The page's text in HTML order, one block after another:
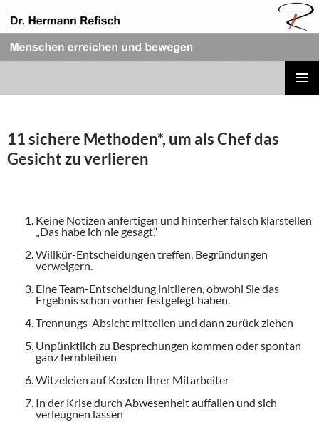
Inhalt
springen
11 sichere Methoden*, um als Chef das
Gesicht zu verlieren
Keine Notizen anfertigen und hinterher falsch klarstellen
„Das habe ich nie gesagt.“
Willkür-Entscheidungen treffen, Begründungen
verweigern.
Eine Team-Entscheidung initiieren, obwohl Sie das
Ergebnis schon vorher festgelegt haben.
Trennungs-Absicht mitteilen und dann zurück ziehen
Unpünktlich zu Besprechungen kommen oder spontan
ganz fernbleiben
Witzeleien auf Kosten Ihrer Mitarbeiter
In der Krise durch Abwesenheit auffallen und sich
verleugnen lassen